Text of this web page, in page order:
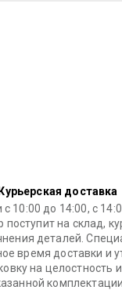
Курьерская доставка
10:00 до 14:00, с
поступит на склад,
деталей.
время доставки и
на целостность
комплектации.